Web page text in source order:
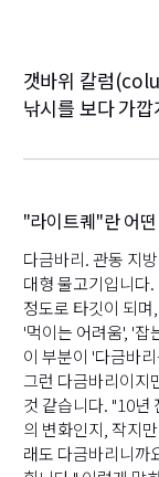
갯바위 칼럼
낚시를 보다 가
"라이트퀘"란 어
다금바리. 관동 지
대형 물고기입니다
정도로 타깃이 되
'먹이는 어려움', '잡
이 부분이 '다금바
그런 다금바리이지
것 같습니다. "10년
의 변화인지, 작지
래도 다금바리니까